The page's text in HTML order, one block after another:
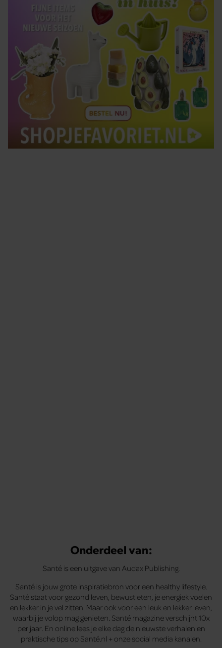
Onderdeel van:
Santé is een uitgave van Audax Publishing.
Santé is jouw grote inspiratiebron voor een healthy lifestyle.
Santé staat voor gezond leven, bewust eten, je energiek voelen
en lekker in je vel zitten. Maar ook voor een leuk en lekker leven,
waarbij je volop mag genieten. Santé magazine verschijnt 10x
per jaar. En online lees je elke dag de nieuwste verhalen en
praktische tips op Santé.nl + onze social media kanalen.